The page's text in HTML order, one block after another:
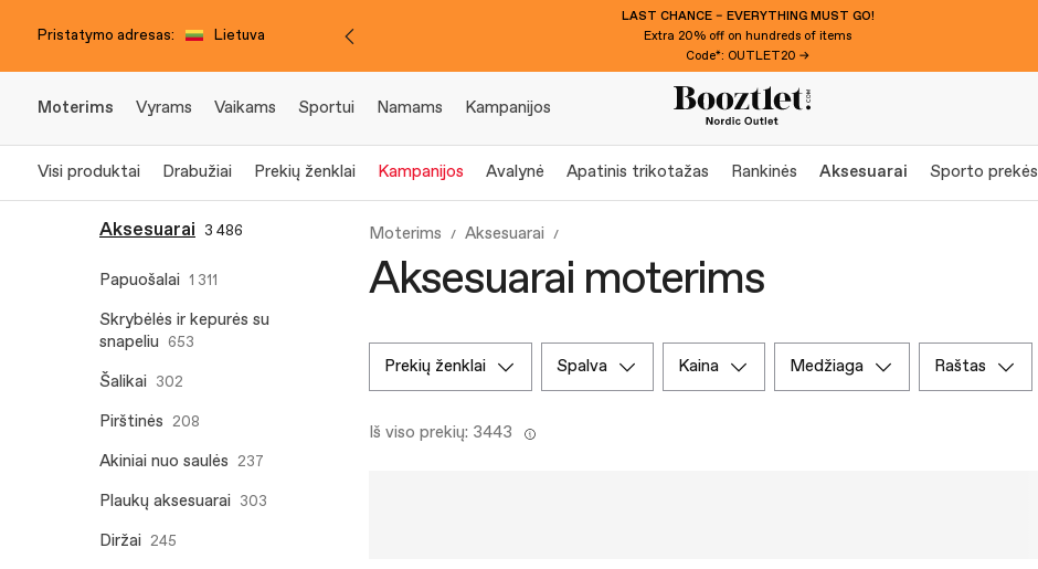
Pristatymo adresas: Lietuva
LAST CHANCE – EVERYTHING MUST GO!
Extra 20% off on hundreds of items
Code*: OUTLET20 →
Moterims Vyrams Vaikams Sportui Namams Kampanijos
Visi produktai Drabužiai Prekių ženklai Kampanijos Avalynė Apatinis trikotažas Rankinės Aksesuarai Sporto prekės
Aksesuarai 3 486
Papuošalai 1 311
Skrybėlės ir kepurės su
snapeliu 653
Šalikai 302
Pirštinės 208
Akiniai nuo saulės 237
Plaukų aksesuarai 303
Diržai 245
Moterims Aksesuarai
Aksesuarai moterims
prekių ženklai spalva kaina medžiaga raštas
Iš viso prekių: 3443